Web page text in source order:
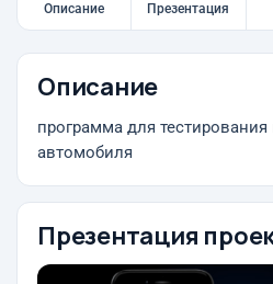
Описание Презентация
Описание
программа для
автомобиля
Презентация